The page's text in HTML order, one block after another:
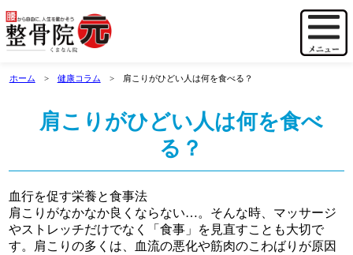
ホーム 健康コラム 肩こりがひどい人は何を食べる？
肩こりがひどい人は何を食べ
る？
血行を促す栄養と食事法
肩こりがなかなか良くならない…。そんな時、マッサージ
やストレッチだけでなく「食事」を見直すことも大切で
す。肩こりの多くは、血流の悪化や筋肉のこわばりが原因